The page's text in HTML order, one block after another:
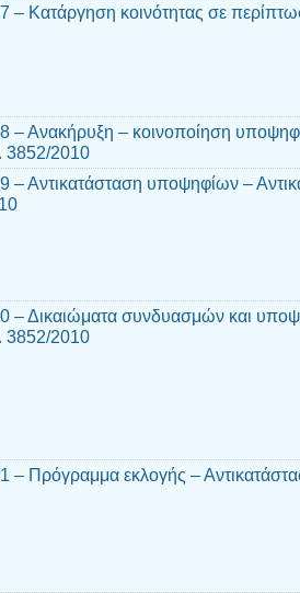
– Κατάργηση κοινότητας σε
– Ανακήρυξη – κοινοποίηση
3852/2010
– Αντικατάσταση υποψηφίων –
– Δικαιώματα συνδυασμών και
3852/2010
– Πρόγραμμα εκλογής –